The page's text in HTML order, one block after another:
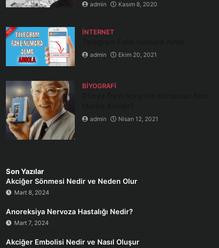
admin Kasım 8, 2020
İNTERNET
admin Ekim 20, 2021
BIYOGRAFI
admin Nisan 12, 2021
Son Yazılar
Akciğer Sönmesi Nedir ve Neden Olur
Mart 8, 2024
Anoreksiya Nervoza Hastalığı Nedir?
Mart 7, 2024
Akciğer Embolisi Nedir ve Nasıl Oluşur